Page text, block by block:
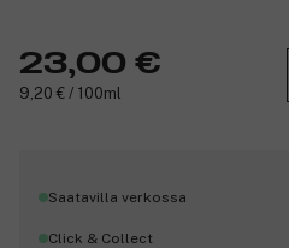
23,00 €
9,20 € / 100ml
Saatavilla verkossa
Click & Collect